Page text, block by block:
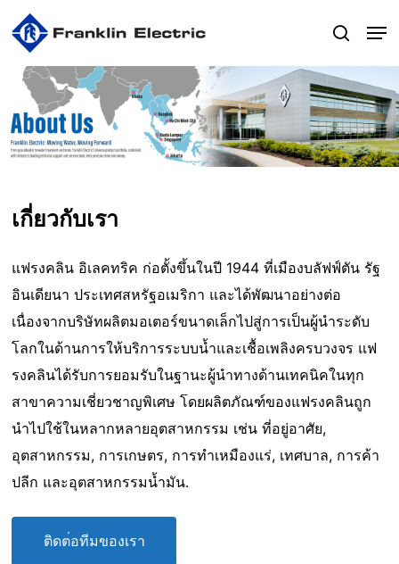
Skip
to
main
content
search
เกี่ยวกับเรา
แฟรงคลิน อิเลคทริค ก่อตั้งขึ้นในปี 1944 ที่เมืองบลัฟฟ์ตัน รัฐ
อินเดียนา ประเทศสหรัฐอเมริกา และได้พัฒนาอย่างต่อ
เนื่องจากบริษัทผลิตมอเตอร์ขนาดเล็กไปสู่การเป็นผู้นำระดับ
โลกในด้านการให้บริการระบบน้ำและเชื้อเพลิงครบวงจร แฟ
รงคลินได้รับการยอมรับในฐานะผู้นำทางด้านเทคนิคในทุก
สาขาความเชี่ยวชาญพิเศษ โดยผลิตภัณฑ์ของแฟรงคลินถูก
นำไปใช้ในหลากหลายอุตสาหกรรม เช่น ที่อยู่อาศัย,
อุตสาหกรรม, การเกษตร, การทำเหมืองแร่, เทศบาล, การค้า
ปลีก และอุตสาหกรรมน้ำมัน.
ตดตอทมของเรา